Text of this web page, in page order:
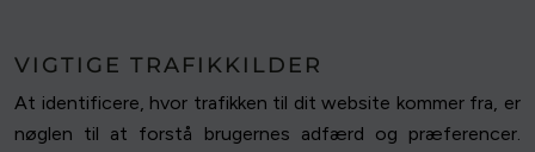
VIGTIGE TRAFIKKILDER
At identificere, hvor trafikken til dit website kommer fra, er
nøglen til at forstå brugernes adfærd og præferencer.